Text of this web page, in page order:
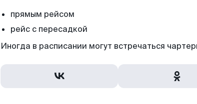
прямым рейсом
рейс с пересадкой
Иногда в расписании могут встречаться